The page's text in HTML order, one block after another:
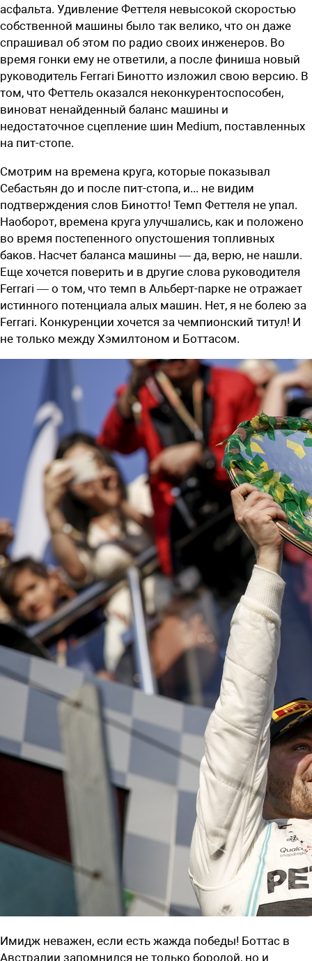
асфальта. Удивление Феттеля невысокой скоростью
собственной машины было так велико, что он даже
спрашивал об этом по радио своих инженеров. Во
время гонки ему не ответили, а после финиша новый
руководитель Ferrari Бинотто изложил свою версию. В
том, что Феттель оказался неконкурентоспособен,
виноват ненайденный баланс машины и
недостаточное сцепление шин Medium, поставленных
на пит-стопе.
Смотрим на времена круга, которые показывал
Себастьян до и после пит-стопа, и... не видим
подтверждения слов Бинотто! Темп Феттеля не упал.
Наоборот, времена круга улучшались, как и положено
во время постепенного опустошения топливных
баков. Насчет баланса машины — да, верю, не нашли.
Еще хочется поверить и в другие слова руководителя
Ferrari — о том, что темп в Альберт-парке не отражает
истинного потенциала алых машин. Нет, я не болею за
Ferrari. Конкуренции хочется за чемпионский титул! И
не только между Хэмилтоном и Боттасом.
Имидж неважен, если есть жажда победы! Боттас в
Австралии запомнился не только бородой, но и